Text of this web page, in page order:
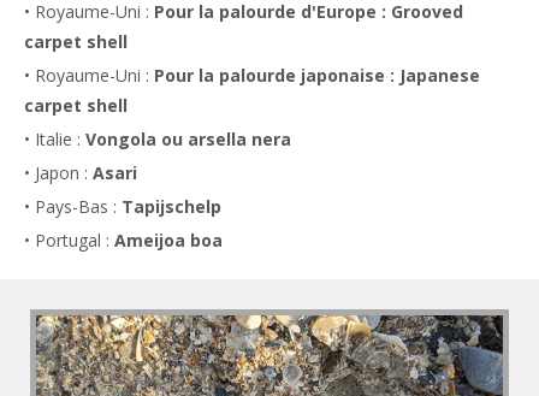
• Royaume-Uni : Pour la palourde d'Europe : Grooved
carpet shell
• Royaume-Uni : Pour la palourde japonaise : Japanese
carpet shell
• Italie : Vongola ou arsella nera
• Japon : Asari
• Pays-Bas : Tapijschelp
• Portugal : Ameijoa boa